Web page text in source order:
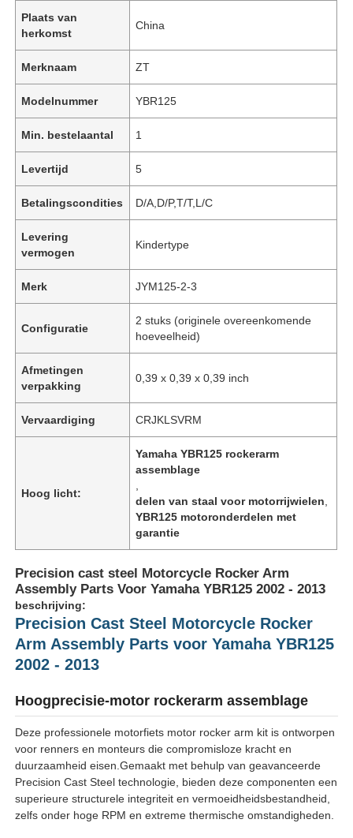
Plaats van
herkomst
China
Merknaam ZT
Modelnummer YBR125
Min. bestelaantal 1
Levertijd 5
Betalingscondities D/A,D/P,T/T,L/C
Levering
vermogen
Kindertype
Merk JYM125-2-3
Configuratie
2 stuks (originele overeenkomende
hoeveelheid)
Afmetingen
verpakking
0,39 x 0,39 x 0,39 inch
Vervaardiging ‎CRJKLSVRM
Hoog licht:
Yamaha YBR125 rockerarm
assemblage
delen van staal voor motorrijwielen
YBR125 motoronderdelen met
garantie
Precision cast steel Motorcycle Rocker Arm
Assembly Parts Voor Yamaha YBR125 2002 - 2013
beschrijving:
Precision Cast Steel Motorcycle Rocker
Arm Assembly Parts voor Yamaha YBR125
2002 - 2013
Hoogprecisie-motor rockerarm assemblage
Deze professionele motorfiets motor rocker arm kit is ontworpen
voor renners en monteurs die compromisloze kracht en
duurzaamheid eisen.Gemaakt met behulp van geavanceerde
Precision Cast Steel technologie, bieden deze componenten een
superieure structurele integriteit en vermoeidheidsbestandheid,
zelfs onder hoge RPM en extreme thermische omstandigheden.